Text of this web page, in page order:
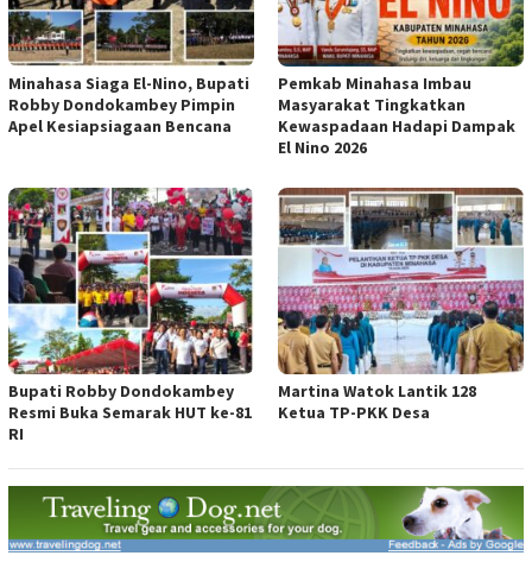
Minahasa Siaga El-Nino, Bupati
Robby Dondokambey Pimpin
Apel Kesiapsiagaan Bencana
Pemkab Minahasa Imbau
Masyarakat Tingkatkan
Kewaspadaan Hadapi Dampak
El Nino 2026
Bupati Robby Dondokambey
Resmi Buka Semarak HUT ke-81
RI
Martina Watok Lantik 128
Ketua TP-PKK Desa